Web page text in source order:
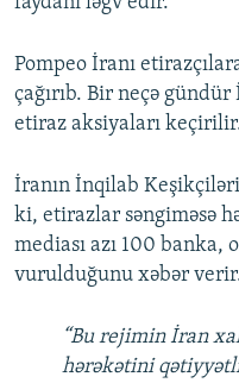
Pompeo İranı
çağırıb. Bir neçə
etiraz aksiyaları
İranın İnqilab
ki, etirazlar səngiməsə
mediası azı 100
vurulduğunu xəbər
“Bu rejimin İran
hərəkətini